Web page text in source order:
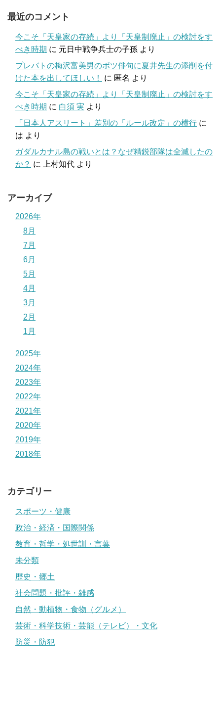
最近のコメント
今こそ「天皇家の存続」より「天皇制廃止」の検討をす
べき時期 に 元日中戦争兵士の子孫 より
プレバトの梅沢富美男のボツ俳句に夏井先生の添削を付
けた本を出してほしい！
に 匿名 より
今こそ「天皇家の存続」より「天皇制廃止」の検討をす
べき時期 に 白須 実 より
「日本人アスリート」差別の「ルール改定」の横行 に
は より
ガダルカナル島の戦いとは？なぜ精鋭部隊は全滅したの
か？ に 上村知代 より
アーカイブ
2026年
8月
7月
6月
5月
4月
3月
2月
1月
2025年
2024年
2023年
2022年
2021年
2020年
2019年
2018年
カテゴリー
スポーツ・健康
政治・経済・国際関係
教育・哲学・処世訓・言葉
未分類
歴史・郷土
社会問題・批評・雑感
自然・動植物・食物（グルメ）
芸術・科学技術・芸能（テレビ）・文化
防災・防犯